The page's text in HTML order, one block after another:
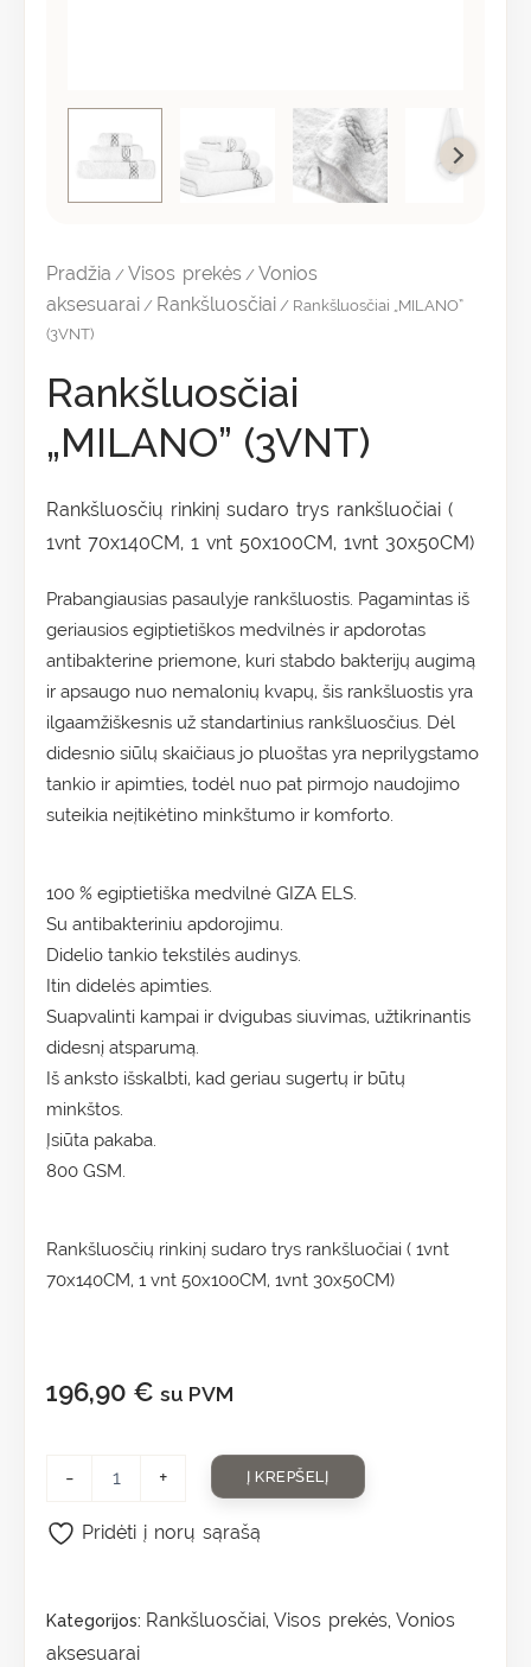
Pradžia /Visos prekės /Vonios
aksesuarai / Rankšluosčiai / Rankšluosčiai „MILANO”
(3VNT)
Rankšluosčiai
„MILANO” (3VNT)
Rankšluosčių rinkinį sudaro trys rankšluočiai (
1vnt 70x140CM, 1 vnt 50x100CM, 1vnt 30x50CM)
Prabangiausias pasaulyje rankšluostis. Pagamintas iš
geriausios egiptietiškos medvilnės ir apdorotas
antibakterine priemone, kuri stabdo bakterijų augimą
ir apsaugo nuo nemalonių kvapų, šis rankšluostis yra
ilgaamžiškesnis už standartinius rankšluosčius. Dėl
didesnio siūlų skaičiaus jo pluoštas yra neprilygstamo
tankio ir apimties, todėl nuo pat pirmojo naudojimo
suteikia neįtikėtino minkštumo ir komforto.
100 % egiptietiška medvilnė GIZA ELS.
Su antibakteriniu apdorojimu.
Didelio tankio tekstilės audinys.
Itin didelės apimties.
Suapvalinti kampai ir dvigubas siuvimas, užtikrinantis
didesnį atsparumą.
Iš anksto išskalbti, kad geriau sugertų ir būtų
minkštos.
Įsiūta pakaba.
800 GSM.
Rankšluosčių rinkinį sudaro trys rankšluočiai ( 1vnt
70x140CM, 1 vnt 50x100CM, 1vnt 30x50CM)
196,90 € su PVM
- + Į KREPŠELĮ
Kategorijos: Rankšluosčiai, Visos prekės, Vonios
aksesuarai
Pridėti į norų sąrašą